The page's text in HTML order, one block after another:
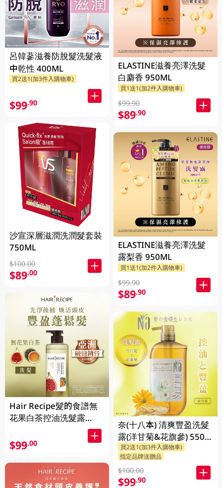
呂韓蔘滋養防脫髮洗髮液
中乾性 400ML
買2送1(加3件入購物車)
$99.90
沙宣深層滋潤洗潤髮套裝
750ML
$100.00
$89.00
Hair Recipe髮的食譜無
花果白茶控油洗髮露
510ML(新舊裝隨機發貨)
$99.00
ELASTINE滋養亮澤洗髮
白麝香 950ML
買1送1(加2件入購物車)
$99.90
$89.90
ELASTINE滋養亮澤洗髮
露梨香 950ML
買1送1(加2件入購物車)
$99.90
$89.90
奈(十八本) 清爽豐盈洗髮
露(洋甘菊&花旗參) 550
ML
買2送1(加3件入購物車)
指定品牌送贈品
$100.00
$99.90